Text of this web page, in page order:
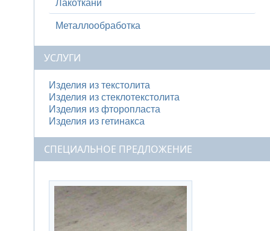
Лакоткани
Металлообработка
УСЛУГИ
Изделия из текстолита
Изделия из стеклотекстолита
Изделия из фторопласта
Изделия из гетинакса
СПЕЦИАЛЬНОЕ ПРЕДЛОЖЕНИЕ